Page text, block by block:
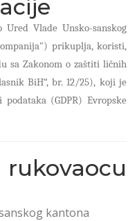
Vlade Unsko-sanskog
prikuplja, koristi,
sa Zakonom o zaštiti ličnih
BiH“, br. 12/25), koji je
(GDPR) Evropske
kantona